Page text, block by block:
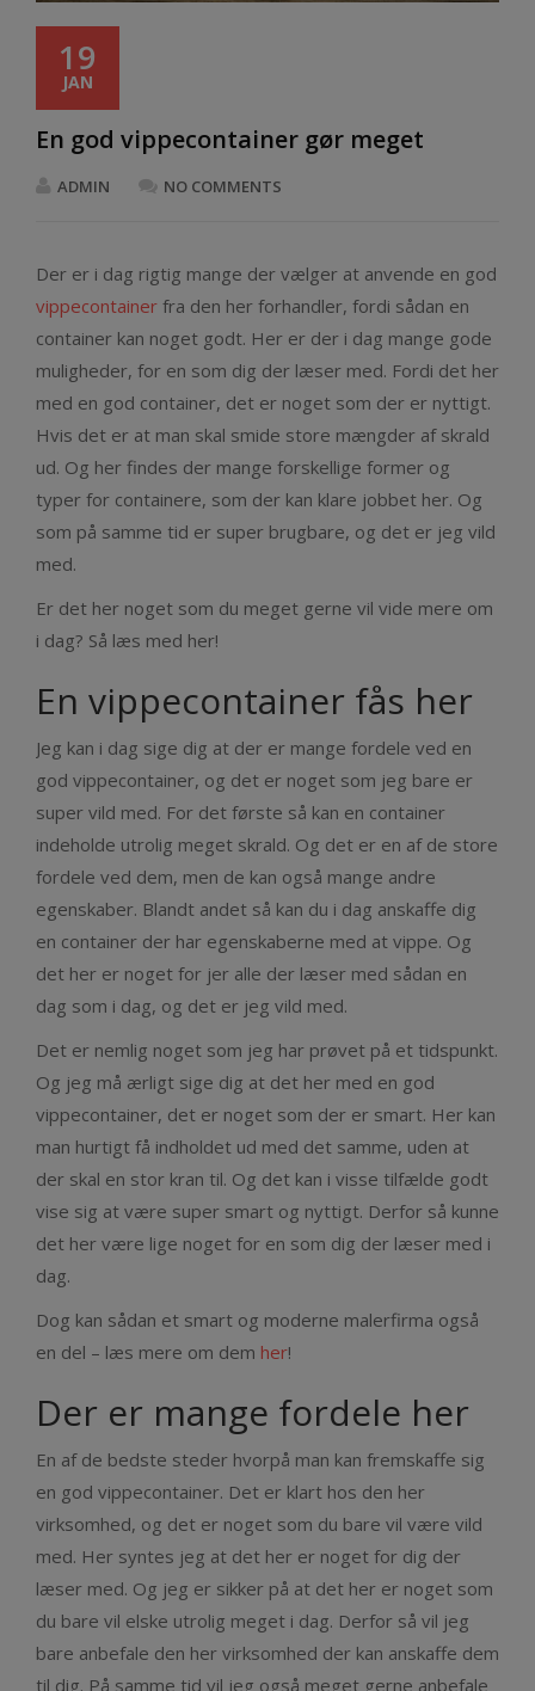
19
JAN
En god vippecontainer gør meget
ADMIN NO COMMENTS
Der er i dag rigtig mange der vælger at anvende en god
vippecontainer fra den her forhandler, fordi sådan en
container kan noget godt. Her er der i dag mange gode
muligheder, for en som dig der læser med. Fordi det her
med en god container, det er noget som der er nyttigt.
Hvis det er at man skal smide store mængder af skrald
ud. Og her findes der mange forskellige former og
typer for containere, som der kan klare jobbet her. Og
som på samme tid er super brugbare, og det er jeg vild
med.
Er det her noget som du meget gerne vil vide mere om
i dag? Så læs med her!
En vippecontainer fås her
Jeg kan i dag sige dig at der er mange fordele ved en
god vippecontainer, og det er noget som jeg bare er
super vild med. For det første så kan en container
indeholde utrolig meget skrald. Og det er en af de store
fordele ved dem, men de kan også mange andre
egenskaber. Blandt andet så kan du i dag anskaffe dig
en container der har egenskaberne med at vippe. Og
det her er noget for jer alle der læser med sådan en
dag som i dag, og det er jeg vild med.
Det er nemlig noget som jeg har prøvet på et tidspunkt.
Og jeg må ærligt sige dig at det her med en god
vippecontainer, det er noget som der er smart. Her kan
man hurtigt få indholdet ud med det samme, uden at
der skal en stor kran til. Og det kan i visse tilfælde godt
vise sig at være super smart og nyttigt. Derfor så kunne
det her være lige noget for en som dig der læser med i
dag.
Dog kan sådan et smart og moderne malerfirma også
en del – læs mere om dem her!
Der er mange fordele her
En af de bedste steder hvorpå man kan fremskaffe sig
en god vippecontainer. Det er klart hos den her
virksomhed, og det er noget som du bare vil være vild
med. Her syntes jeg at det her er noget for dig der
læser med. Og jeg er sikker på at det her er noget som
du bare vil elske utrolig meget i dag. Derfor så vil jeg
bare anbefale den her virksomhed der kan anskaffe dem
til dig. På samme tid vil jeg også meget gerne anbefale